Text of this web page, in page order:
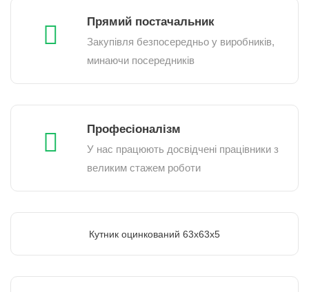
Прямий постачальник
Закупівля безпосередньо у виробників,
минаючи посередників
Професіоналізм
У нас працюють досвідчені працівники з
великим стажем роботи
Кутник оцинкований 63х63x5